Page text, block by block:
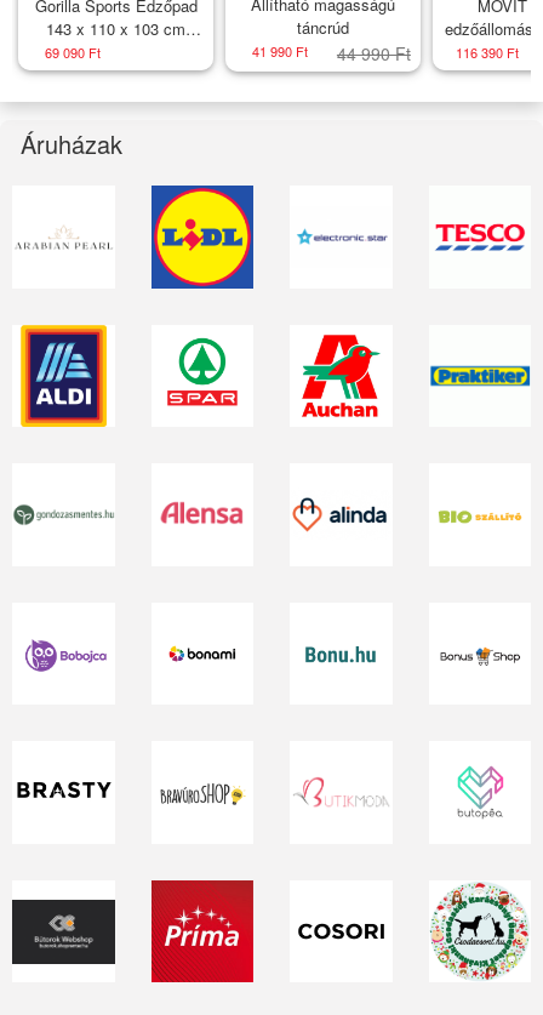
Gorilla Sports Edzőpad
143 x 110 x 103 cm
fehér
69 090 Ft
táncrúd
41 990 Ft 44 990 Ft
MOVIT
edzőállomás
116 390 Ft
Áruházak